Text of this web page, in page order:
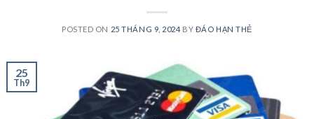
POSTED ON 25 THÁNG 9, 2024 BY ĐÁO HẠN THẺ
25
Th9